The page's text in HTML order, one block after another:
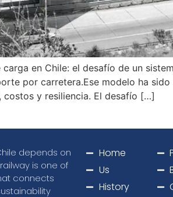
en Chile: el desafío de un
por carretera.Ese modelo ha
costos y resiliencia. El desafío […]
depends on
is one of
connects
Home
Us
History